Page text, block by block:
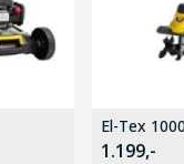
El-Tex 1000
1.199,-